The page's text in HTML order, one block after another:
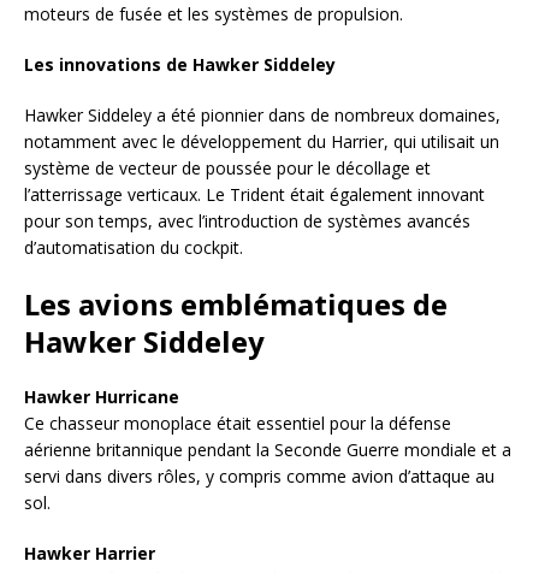
moteurs de fusée et les systèmes de propulsion.
Les innovations de Hawker Siddeley
Hawker Siddeley a été pionnier dans de nombreux domaines,
notamment avec le développement du Harrier, qui utilisait un
système de vecteur de poussée pour le décollage et
l’atterrissage verticaux. Le Trident était également innovant
pour son temps, avec l’introduction de systèmes avancés
d’automatisation du cockpit.
Les avions emblématiques de
Hawker Siddeley
Hawker Hurricane
Ce chasseur monoplace était essentiel pour la défense
aérienne britannique pendant la Seconde Guerre mondiale et a
servi dans divers rôles, y compris comme avion d’attaque au
sol.
Hawker Harrier